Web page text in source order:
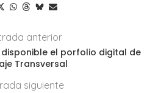
anterior
disponible el porfolio digital de
Transversal
siguiente